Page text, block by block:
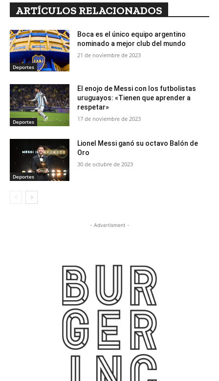
ARTÍCULOS RELACIONADOS
Deportes
Boca es el único equipo argentino
nominado a mejor club del mundo
21 de noviembre de 2023
Deportes
El enojo de Messi con los futbolistas
uruguayos: «Tienen que aprender a
respetar»
17 de noviembre de 2023
Deportes
Lionel Messi ganó su octavo Balón de
Oro
30 de octubre de 2023
- Advertisment -